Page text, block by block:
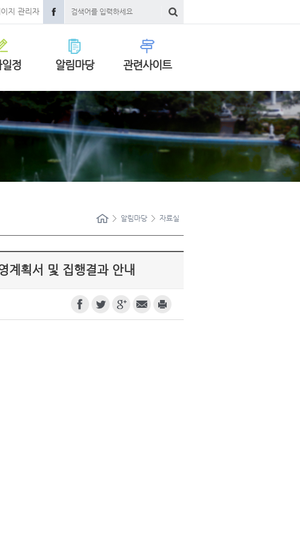
지 관리자
정 알림마당 관련사이트
알림마당 자료실
계획서 및 집행결과 안내